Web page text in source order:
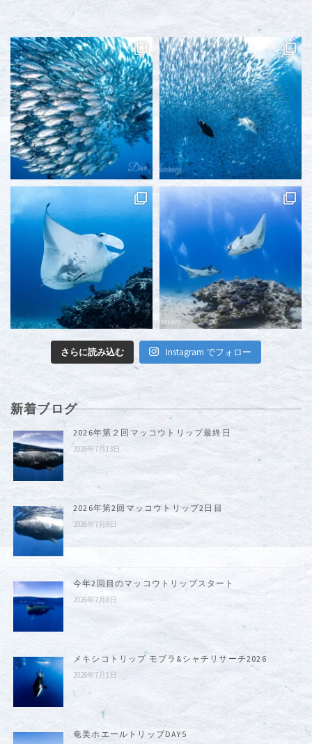
さらに読み込む Instagram でフォロー
新着ブログ
2026年第２回マッコウトリップ最終日
2026年7月13日
2026年第2回マッコウトリップ2日目
2026年7月9日
今年2回目のマッコウトリップスタート
2026年7月8日
メキシコトリップ モブラ&シャチリサーチ2026
2026年7月1日
奄美ホエールトリップDAY5